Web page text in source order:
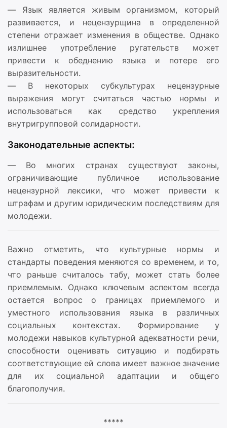
— Язык является живым организмом, который
развивается, и нецензурщина в определенной
степени отражает изменения в обществе. Однако
излишнее употребление ругательств может
привести к обеднению языка и потере его
выразительности.
— В некоторых субкультурах нецензурные
выражения могут считаться частью нормы и
использоваться как средство укрепления
внутригрупповой солидарности.
Законодательные аспекты:
— Во многих странах существуют законы,
ограничивающие публичное использование
нецензурной лексики, что может привести к
штрафам и другим юридическим последствиям для
молодежи.
Важно отметить, что культурные нормы и
стандарты поведения меняются со временем, и то,
что раньше считалось табу, может стать более
приемлемым. Однако ключевым аспектом всегда
остается вопрос о границах приемлемого и
уместного использования языка в различных
социальных контекстах. Формирование у
молодежи навыков культурной адекватности речи,
способности оценивать ситуацию и подбирать
соответствующие ей слова имеет важное значение
для их социальной адаптации и общего
благополучия.
*****